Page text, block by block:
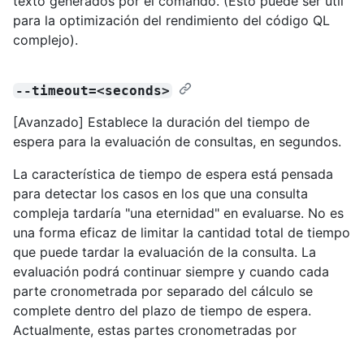
para la optimización del rendimiento del código QL
complejo).
--timeout=<seconds>
[Avanzado] Establece la duración del tiempo de
espera para la evaluación de consultas, en segundos.
La característica de tiempo de espera está pensada
para detectar los casos en los que una consulta
compleja tardaría "una eternidad" en evaluarse. No es
una forma eficaz de limitar la cantidad total de tiempo
que puede tardar la evaluación de la consulta. La
evaluación podrá continuar siempre y cuando cada
parte cronometrada por separado del cálculo se
complete dentro del plazo de tiempo de espera.
Actualmente, estas partes cronometradas por